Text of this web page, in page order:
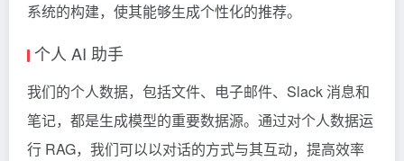
系统的构建，使其能够生成个性化的推荐。
个人 AI 助手
我们的个人数据，包括文件、电子邮件、Slack 消息和
笔记，都是生成模型的重要数据源。通过对个人数据运
行 RAG，我们可以以对话的方式与其互动，提高效率